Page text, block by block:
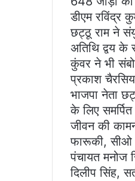
डीएम रविंद्र
छट्ठू राम ने
अतिथि द्वय के
कुंवर ने भी
प्रकाश
भाजपा नेता
के लिए
जीवन की
फारूकी, सीओ
पंचायत मनोज
दिलीप सिंह,